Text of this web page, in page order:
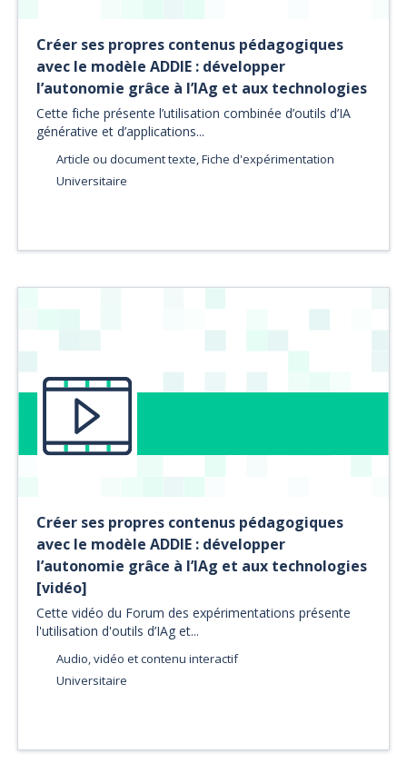
Créer ses propres contenus pédagogiques
avec le modèle ADDIE : développer
l’autonomie grâce à l’IAg et aux technologies
Cette fiche présente l’utilisation combinée d’outils d’IA
générative et d’applications...
Article ou document texte, Fiche d'expérimentation
Universitaire
Créer ses propres contenus pédagogiques
avec le modèle ADDIE : développer
l’autonomie grâce à l’IAg et aux technologies
[vidéo]
Cette vidéo du Forum des expérimentations présente
l'utilisation d'outils d’IAg et...
Audio, vidéo et contenu interactif
Universitaire